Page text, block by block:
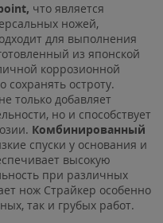
что является
ножей,
для выполнения
из японской
коррозионной
сохранять остроту.
только добавляет
но и способствует
Комбинированный
спуски у основания и
высокую
при различных
нож Страйкер особенно
так и грубых работ.